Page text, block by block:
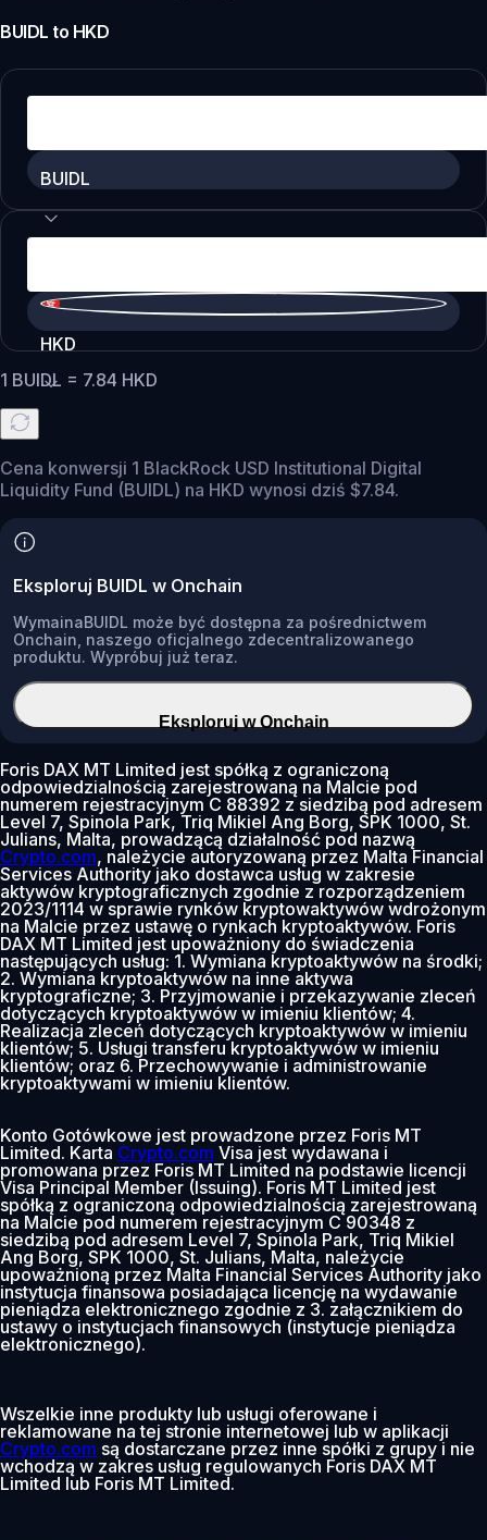
BUIDL to HKD
BUIDL
HKD
1 BUIDL = 7.84 HKD
Cena konwersji 1 BlackRock USD Institutional Digital
Liquidity Fund (BUIDL) na HKD wynosi dziś $7.84.
Eksploruj BUIDL w Onchain
WymainaBUIDL może być dostępna za pośrednictwem
Onchain, naszego oficjalnego zdecentralizowanego
produktu. Wypróbuj już teraz.
Eksploruj w Onchain
Foris DAX MT Limited jest spółką z ograniczoną
odpowiedzialnością zarejestrowaną na Malcie pod
numerem rejestracyjnym C 88392 z siedzibą pod adresem
Level 7, Spinola Park, Triq Mikiel Ang Borg, SPK 1000, St.
Julians, Malta, prowadzącą działalność pod nazwą
Crypto.com, należycie autoryzowaną przez Malta Financial
Services Authority jako dostawca usług w zakresie
aktywów kryptograficznych zgodnie z rozporządzeniem
2023/1114 w sprawie rynków kryptowaktywów wdrożonym
na Malcie przez ustawę o rynkach kryptoaktywów. Foris
DAX MT Limited jest upoważniony do świadczenia
następujących usług: 1. Wymiana kryptoaktywów na środki;
2. Wymiana kryptoaktywów na inne aktywa
kryptograficzne; 3. Przyjmowanie i przekazywanie zleceń
dotyczących kryptoaktywów w imieniu klientów; 4.
Realizacja zleceń dotyczących kryptoaktywów w imieniu
klientów; 5. Usługi transferu kryptoaktywów w imieniu
klientów; oraz 6. Przechowywanie i administrowanie
kryptoaktywami w imieniu klientów.
Konto Gotówkowe jest prowadzone przez Foris MT
Limited. Karta Crypto.com Visa jest wydawana i
promowana przez Foris MT Limited na podstawie licencji
Visa Principal Member (Issuing). Foris MT Limited jest
spółką z ograniczoną odpowiedzialnością zarejestrowaną
na Malcie pod numerem rejestracyjnym C 90348 z
siedzibą pod adresem Level 7, Spinola Park, Triq Mikiel
Ang Borg, SPK 1000, St. Julians, Malta, należycie
upoważnioną przez Malta Financial Services Authority jako
instytucja finansowa posiadająca licencję na wydawanie
pieniądza elektronicznego zgodnie z 3. załącznikiem do
ustawy o instytucjach finansowych (instytucje pieniądza
elektronicznego).
Wszelkie inne produkty lub usługi oferowane i
reklamowane na tej stronie internetowej lub w aplikacji
Crypto.com są dostarczane przez inne spółki z grupy i nie
wchodzą w zakres usług regulowanych Foris DAX MT
Limited lub Foris MT Limited.